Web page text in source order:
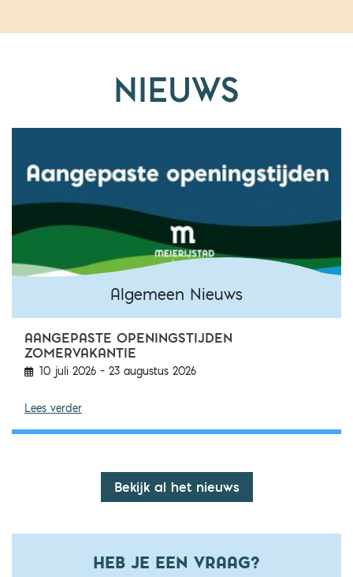
NIEUWS
Algemeen Nieuws
AANGEPASTE OPENINGSTIJDEN
ZOMERVAKANTIE
Algemeen Nieuws
10 juli 2026 – 23 augustus 2026
Lees verderAangepaste openingstijden zomervakantie
Bekijk al het nieuws
HEB JE EEN VRAAG?